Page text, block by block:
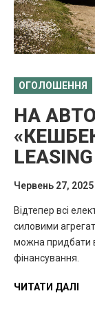
ОГОЛОШЕННЯ
НА
LEASING
Червень 27, 2025
Відтепер всі
силовими
можна придбати
фінансування.
ЧИТАТИ ДАЛІ